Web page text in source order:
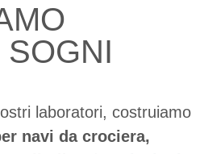
laboratori, costruiamo
navi da crociera,